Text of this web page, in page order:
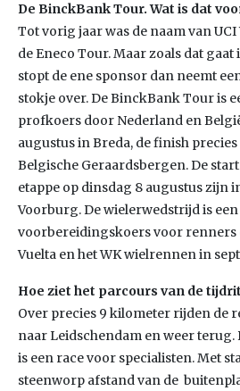
De BinckBank Tour. Wat is dat
Tot vorig jaar was de naam van
de Eneco Tour. Maar zoals dat
stopt de ene sponsor dan neemt
stokje over. De BinckBank Tour is
profkoers door Nederland en
augustus in Breda, de finish
Belgische Geraardsbergen. De
etappe op dinsdag 8 augustus zijn
Voorburg. De wielerwedstrijd is
voorbereidingskoers voor renners
Vuelta en het WK wielrennen in
Hoe ziet het parcours van de
Over precies 9 kilometer rijden de
naar Leidschendam en weer terug.
is een race voor specialisten. Met
steenworp afstand van de